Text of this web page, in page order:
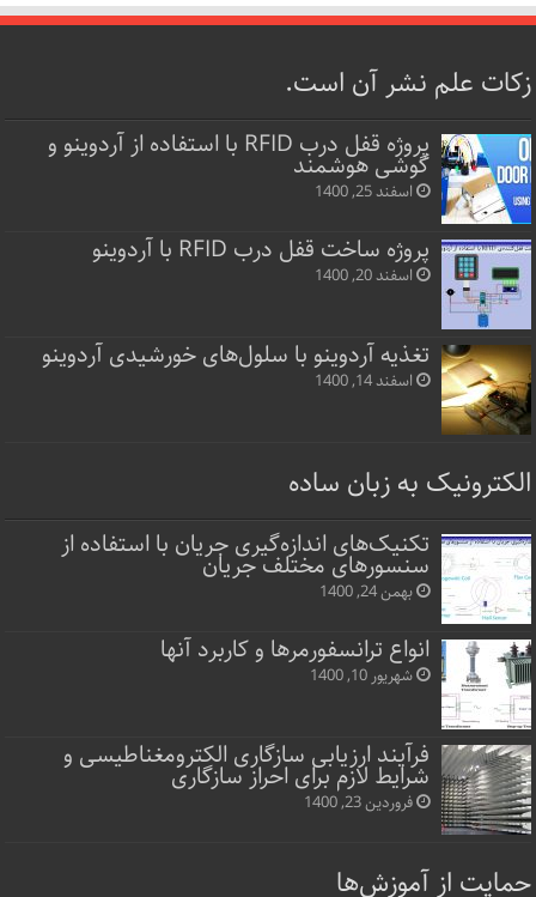
زکات علم نشر آن است.
پروژه قفل‌ درب RFID با استفاده از آردوینو و
گوشی هوشمند
اسفند 25, 1400
پروژه ساخت قفل‌ درب RFID با آردوینو
اسفند 20, 1400
تغذیه آردوینو با سلول‌های خورشیدی آردوینو
اسفند 14, 1400
الکترونیک به زبان ساده
تکنیک‌های اندازه‌گیری جریان با استفاده از
سنسورهای مختلف جریان
بهمن 24, 1400
انواع ترانسفورمرها و کاربرد آنها
شهریور 10, 1400
فرآیند ارزیابی سازگاری الکترومغناطیسی و
شرایط لازم برای احراز سازگاری
فروردین 23, 1400
حمایت از آموزش‌ها